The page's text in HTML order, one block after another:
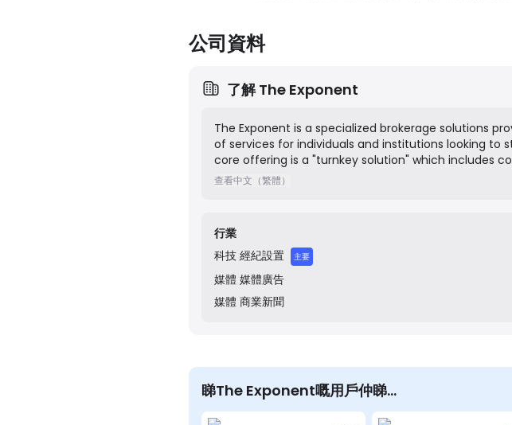
公司資料
了解The Exponent
The Exponent is a specialized brokerage solutions
of services for individuals and institutions looking to
core offering is a "turnkey solution" which includes
(MT4/MT5), CRM and back-office systems, liquidity
roof.
查看中文（繁體）
行業
科技 經紀設置 主要
媒體 媒體廣告
媒體 商業新聞
睇The Exponent嘅用戶仲睇…